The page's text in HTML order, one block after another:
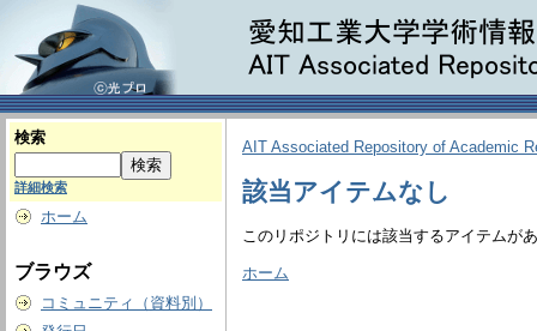
検索
詳細検索
ホーム
ブラウズ
コミュニティ（資料別）
AIT Associated Repository of Academic
該当アイテムなし
このリポジトリには該当するアイテムが
ホーム